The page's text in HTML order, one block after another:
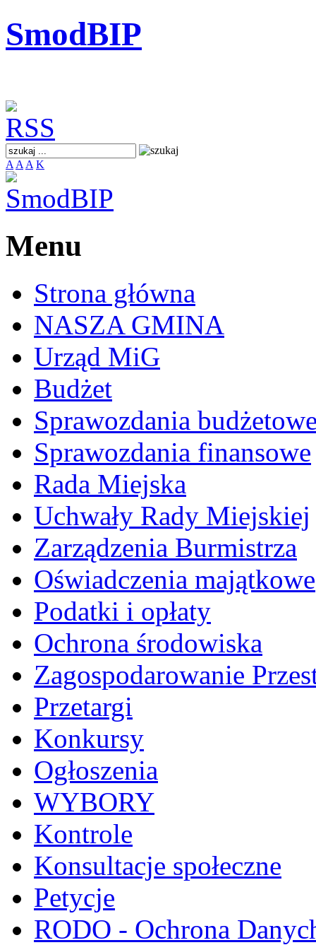
SmodBIP
A A A K
Menu
Strona główna
NASZA GMINA
Urząd MiG
Budżet
Sprawozdania
Sprawozdania finansowe
Rada Miejska
Uchwały Rady Miejskiej
Zarządzenia Burmistrza
Oświadczenia majątkowe
Podatki i opłaty
Ochrona środowiska
Zagospodarowanie
Przetargi
Konkursy
Ogłoszenia
WYBORY
Kontrole
Konsultacje społeczne
Petycje
RODO - Ochrona